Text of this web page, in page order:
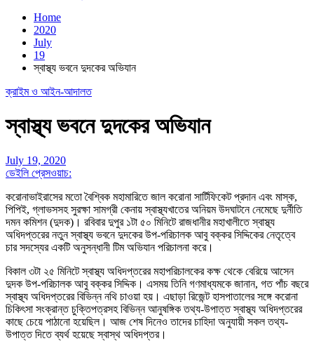
Home
2020
July
19
স্বাস্থ্য ভবনে দুদকের অভিযান
ক্রাইম ও আইন-আদালত
স্বাস্থ্য ভবনে দুদকের অভিযান
July 19, 2020
ডেইলি প্রেসওয়াচ:
করোনাভাইরাসের মতো বৈশ্বিক মহামারিতে জাল করোনা সার্টিফিকেট প্রদান এবং মাস্ক,
পিপিই, গ্লাভসসহ সুরক্ষা সামগ্রী কেনায় স্বাস্থ্যখাতের অনিয়ম উদঘাটনে নেমেছে দুর্নীতি
দমন কমিশন (দুদক)। রবিবার দুপুর ১টা ৫০ মিনিটে রাজধানীর মহাখালীতে স্বাস্থ্য
অধিদপ্তরের নতুন স্বাস্থ্য ভবনে দুদকের উপ-পরিচালক আবু বক্কর সিদ্দিকের নেতৃত্বে
চার সদস্যের একটি অনুসন্ধানী টিম অভিযান পরিচালনা করে।
বিকাল ৩টা ২৫ মিনিটে স্বাস্থ্য অধিদপ্তরের মহাপরিচালকের কক্ষ থেকে বেরিয়ে আসেন
দুদক উপ-পরিচালক আবু বক্কর সিদ্দিক। এসময় তিনি গণমাধ্যমকে জানান, গত পাঁচ বছরে
স্বাস্থ্য অধিদপ্তরের বিভিন্ন নথি চাওয়া হয়। এছাড়া রিজেন্ট হাসপাতালের সঙ্গে করোনা
চিকিৎসা সংক্রান্ত চুক্তিপত্রসহ বিভিন্ন আনুষঙ্গিক তথ্য-উপাত্ত স্বাস্থ্য অধিদপ্তরের
কাছে চেয়ে পাঠানো হয়েছিল। আজ শেষ দিনেও তাদের চাহিদা অনুযায়ী সকল তথ্য-
উপাত্ত দিতে ব্যর্থ হয়েছে স্বাস্থ অধিদপ্তর।